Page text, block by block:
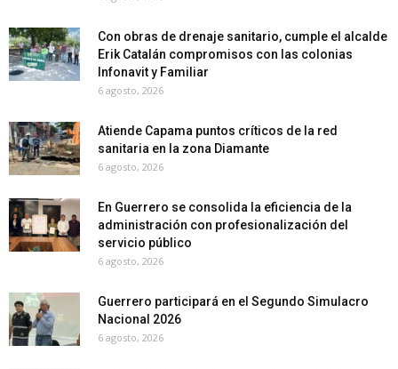
Con obras de drenaje sanitario, cumple el alcalde
Erik Catalán compromisos con las colonias
Infonavit y Familiar
6 agosto, 2026
Atiende Capama puntos críticos de la red
sanitaria en la zona Diamante
6 agosto, 2026
En Guerrero se consolida la eficiencia de la
administración con profesionalización del
servicio público
6 agosto, 2026
Guerrero participará en el Segundo Simulacro
Nacional 2026
6 agosto, 2026